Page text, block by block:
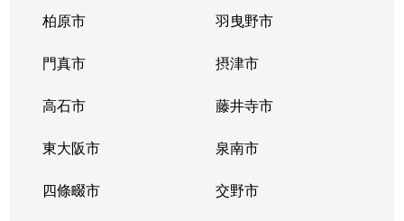
柏原市 羽曳野市
門真市 摂津市
高石市 藤井寺市
東大阪市 泉南市
四條畷市 交野市